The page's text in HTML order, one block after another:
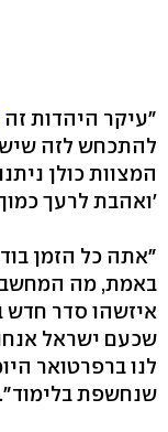
"עיקר היהדות זה
להתכחש לזה שיש
המצוות כולן
'ואהבת לרעך
"אתה כל הזמן
באמת, מה
איזשהו סדר חדש
שכעם ישראל
לנו ברפרטואר
שנחשפת בלימוד".